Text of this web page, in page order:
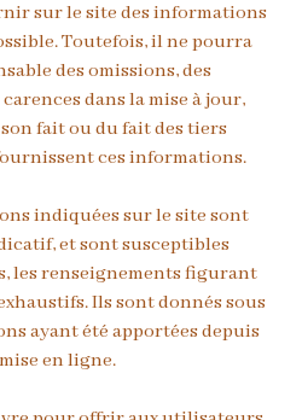
sur le site des informations
Toutefois, il ne pourra
des omissions, des
dans la mise à jour,
fait ou du fait des tiers
ces informations.
indiquées sur le site sont
et sont susceptibles
les renseignements figurant
Ils sont donnés sous
ayant été apportées depuis
en ligne.